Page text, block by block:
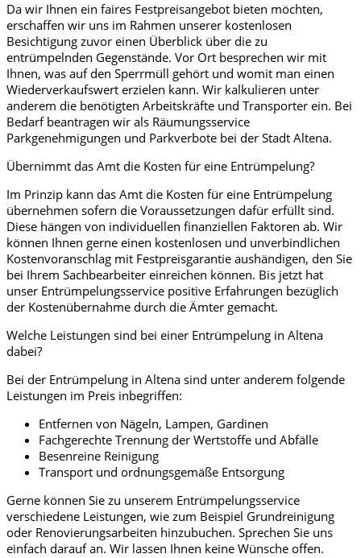
Da wir Ihnen ein faires Festpreisangebot bieten möchten,
erschaffen wir uns im Rahmen unserer kostenlosen
Besichtigung zuvor einen Überblick über die zu
entrümpelnden Gegenstände. Vor Ort besprechen wir mit
Ihnen, was auf den Sperrmüll gehört und womit man einen
Wiederverkaufswert erzielen kann. Wir kalkulieren unter
anderem die benötigten Arbeitskräfte und Transporter ein. Bei
Bedarf beantragen wir als Räumungsservice
Parkgenehmigungen und Parkverbote bei der Stadt Altena.
Übernimmt das Amt die Kosten für eine Entrümpelung?
Im Prinzip kann das Amt die Kosten für eine Entrümpelung
übernehmen sofern die Voraussetzungen dafür erfüllt sind.
Diese hängen von individuellen finanziellen Faktoren ab. Wir
können Ihnen gerne einen kostenlosen und unverbindlichen
Kostenvoranschlag mit Festpreisgarantie aushändigen, den Sie
bei Ihrem Sachbearbeiter einreichen können. Bis jetzt hat
unser Entrümpelungsservice positive Erfahrungen bezüglich
der Kostenübernahme durch die Ämter gemacht.
Welche Leistungen sind bei einer Entrümpelung in Altena
dabei?
Bei der Entrümpelung in Altena sind unter anderem folgende
Leistungen im Preis inbegriffen:
Entfernen von Nägeln, Lampen, Gardinen
Fachgerechte Trennung der Wertstoffe und Abfälle
Besenreine Reinigung
Transport und ordnungsgemäße Entsorgung
Gerne können Sie zu unserem Entrümpelungsservice
verschiedene Leistungen, wie zum Beispiel Grundreinigung
oder Renovierungsarbeiten hinzubuchen. Sprechen Sie uns
einfach darauf an. Wir lassen Ihnen keine Wünsche offen.